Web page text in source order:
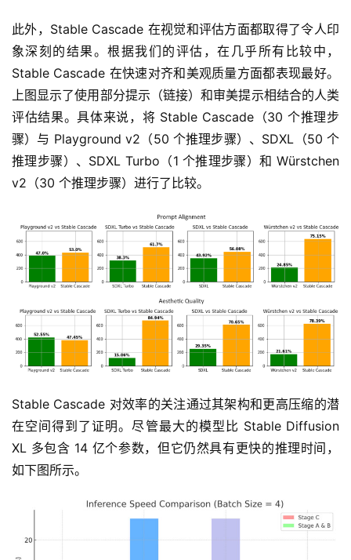
此外，Stable Cascade 在视觉和评估方面都取得了令人印
象深刻的结果。根据我们的评估，在几乎所有比较中，
Stable Cascade 在快速对齐和美观质量方面都表现最好。
上图显示了使用部分提示（链接）和审美提示相结合的人类
评估结果。具体来说，将 Stable Cascade（30 个推理步
骤）与 Playground v2（50 个推理步骤）、SDXL（50 个
推理步骤）、SDXL Turbo（1 个推理步骤）和 Würstchen
v2（30 个推理步骤）进行了比较。
Stable Cascade 对效率的关注通过其架构和更高压缩的潜
在空间得到了证明。尽管最大的模型比 Stable Diffusion
XL 多包含 14 亿个参数，但它仍然具有更快的推理时间，
如下图所示。